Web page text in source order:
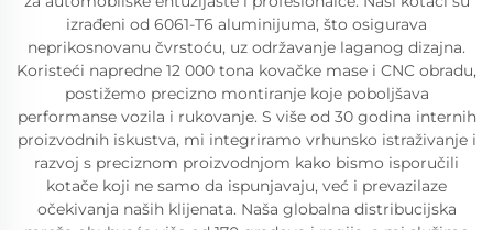
izrađeni od 6061-T6 aluminijuma, što osigurava
neprikosnovanu čvrstoću, uz održavanje laganog dizajna.
Koristeći napredne 12 000 tona kovačke mase i CNC obradu,
postižemo precizno montiranje koje poboljšava
performanse vozila i rukovanje. S više od 30 godina internih
proizvodnih iskustva, mi integriramo vrhunsko istraživanje i
razvoj s preciznom proizvodnjom kako bismo isporučili
kotače koji ne samo da ispunjavaju, već i prevazilaze
očekivanja naših klijenata. Naša globalna distribucijska